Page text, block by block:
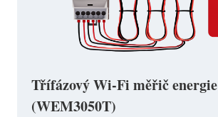
Třífázový Wi-Fi měřič energie
(WEM3050T)